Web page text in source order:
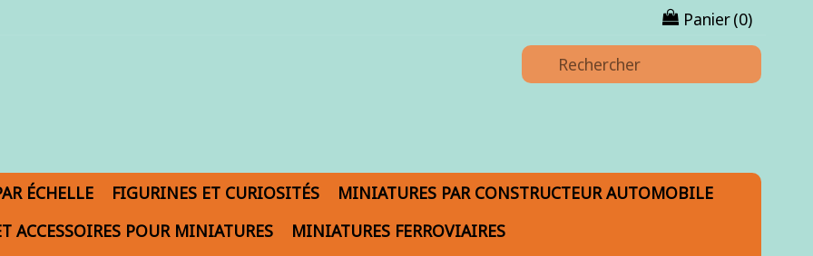
Panier(0)
ÉCHELLE FIGURINES ET CURIOSITÉS
MINIATURES PAR CONSTRUCTEUR AUTOMOBILE
ACCESSOIRES POUR MINIATURES
MINIATURES FERROVIAIRES